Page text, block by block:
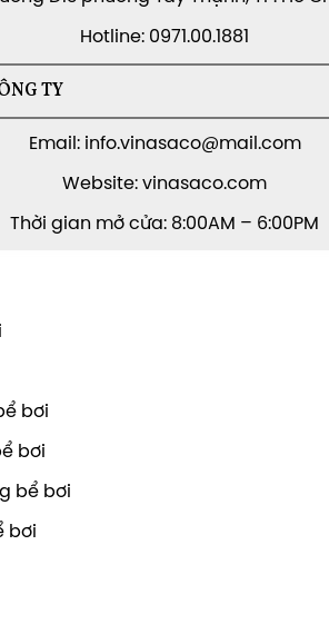
Hotline: 0971.00.1881
TY
Email: info.vinasaco@mail.com
Website: vinasaco.com
Thời gian mở cửa: 8:00AM – 6:00PM
bơi
bơi
bể bơi
bơi